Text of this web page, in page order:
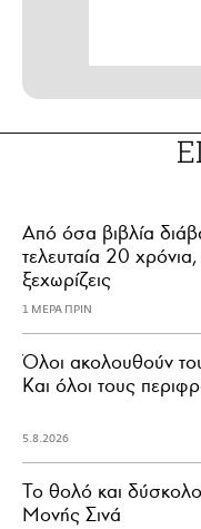
Από όσα βιβλία
τελευταία 20
ξεχωρίζεις
1 ΜΕΡΑ ΠΡΙΝ
Όλοι ακολουθούν
Και όλοι τους
5.8.2026
Το θολό και
Μονής Σινά